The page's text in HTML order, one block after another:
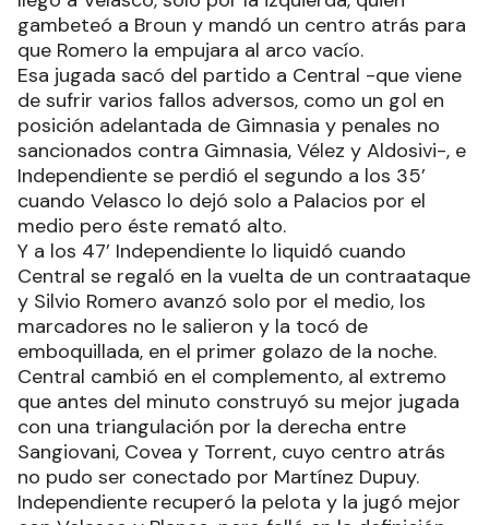
gambeteó a Broun y mandó un centro atrás para
que Romero la empujara al arco vacío.
Esa jugada sacó del partido a Central -que viene
de sufrir varios fallos adversos, como un gol en
posición adelantada de Gimnasia y penales no
sancionados contra Gimnasia, Vélez y Aldosivi-, e
Independiente se perdió el segundo a los 35’
cuando Velasco lo dejó solo a Palacios por el
medio pero éste remató alto.
Y a los 47’ Independiente lo liquidó cuando
Central se regaló en la vuelta de un contraataque
y Silvio Romero avanzó solo por el medio, los
marcadores no le salieron y la tocó de
emboquillada, en el primer golazo de la noche.
Central cambió en el complemento, al extremo
que antes del minuto construyó su mejor jugada
con una triangulación por la derecha entre
Sangiovani, Covea y Torrent, cuyo centro atrás
no pudo ser conectado por Martínez Dupuy.
Independiente recuperó la pelota y la jugó mejor